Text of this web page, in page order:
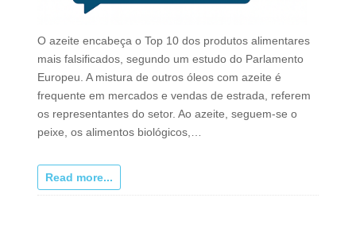
O azeite encabeça o Top 10 dos produtos alimentares
mais falsificados, segundo um estudo do Parlamento
Europeu. A mistura de outros óleos com azeite é
frequente em mercados e vendas de estrada, referem
os representantes do setor. Ao azeite, seguem-se o
peixe, os alimentos biológicos,…
Read more...